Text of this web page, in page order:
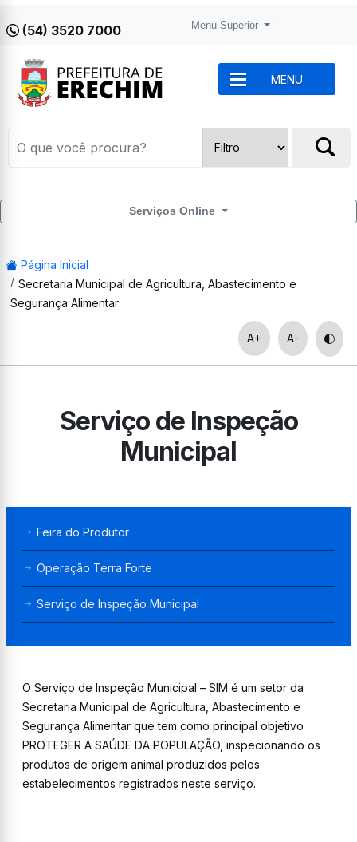
(54) 3520 7000 Menu Superior
MENU
Serviços Online
Página Inicial
Secretaria Municipal de Agricultura, Abastecimento e
Segurança Alimentar
A+ A-
Serviço de Inspeção
Municipal
Feira do Produtor
Operação Terra Forte
Serviço de Inspeção Municipal
O Serviço de Inspeção Municipal – SIM é um setor da
Secretaria Municipal de Agricultura, Abastecimento e
Segurança Alimentar que tem como principal objetivo
PROTEGER A SAÚDE DA POPULAÇÃO, inspecionando os
produtos de origem animal produzidos pelos
estabelecimentos registrados neste serviço.